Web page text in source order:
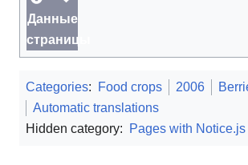
Данные
страницы
Categories: Food crops 2006
Automatic translations
Hidden category:
Pages with Notice.js